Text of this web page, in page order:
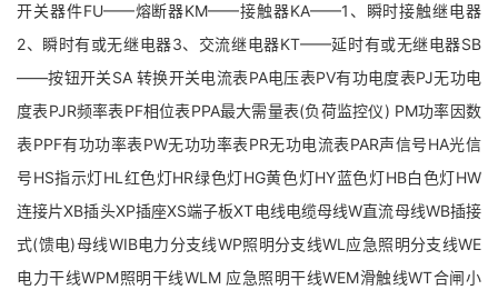
开关器件FU——熔断器KM——接触器KA——1、瞬时接触继电器
2、瞬时有或无继电器3、交流继电器KT——延时有或无继电器SB
——按钮开关SA 转换开关电流表PA电压表PV有功电度表PJ无功电
度表PJR频率表PF相位表PPA最大需量表(负荷监控仪) PM功率因数
表PPF有功功率表PW无功功率表PR无功电流表PAR声信号HA光信
号HS指示灯HL红色灯HR绿色灯HG黄色灯HY蓝色灯HB白色灯HW
连接片XB插头XP插座XS端子板XT电线电缆母线W直流母线WB插接
式(馈电)母线WIB电力分支线WP照明分支线WL应急照明分支线WE
电力干线WPM照明干线WLM 应急照明干线WEM滑触线WT合闸小